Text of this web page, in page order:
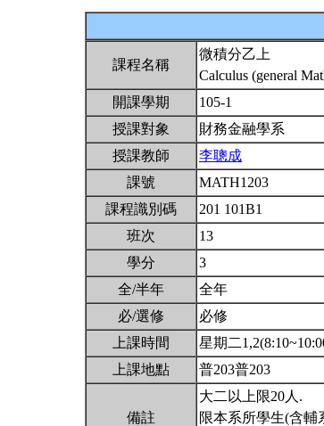
課程名稱
微積分乙上
Calculus (general
開課學期
105-1
授課對象
財務金融學系
授課教師
李聰成
課號
MATH1203
課程識別碼
201 101B1
班次
13
學分
3
全/半年
全年
必/選修
必修
上課時間
星期二
上課地點
普203普203
備註
大二以上限20人.
限本系所學生(含輔